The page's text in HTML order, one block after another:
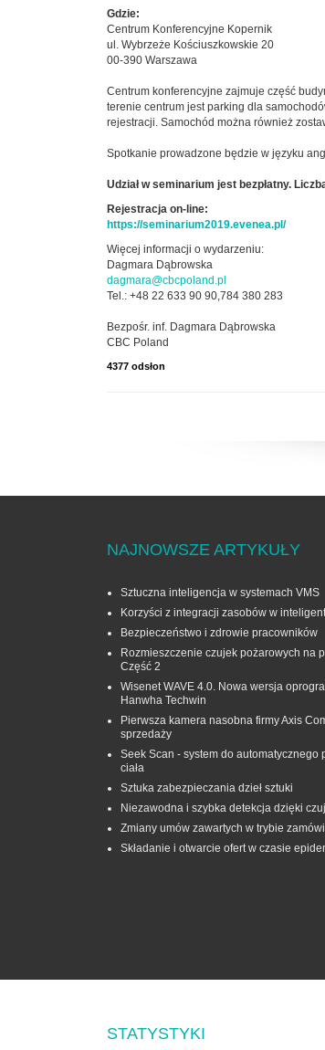
Gdzie:
Centrum Konferencyjne Kopernik
ul. Wybrzeże Kościuszkowskie 20
00-390 Warszawa
Centrum konferencyjne zajmuje część
terenie centrum jest parking dla
rejestracji. Samochód można również
Spotkanie prowadzone będzie w języku
Udział w seminarium jest bezpłatny.
Rejestracja on-line:
https://seminarium2019.evenea.pl/
Więcej informacji o wydarzeniu:
Dagmara Dąbrowska
dagmara@cbcpoland.pl
Tel.: +48 22 633 90 90,784 380 283
Bezpośr. inf. Dagmara Dąbrowska
CBC Poland
4377 odsłon
NAJNOWSZE ARTYKUŁY
Sztuczna inteligencja w systemach VMS
Korzyści z integracji zasobów w
Bezpieczeństwo i zdrowie pracowników
Rozmieszczenie czujek pożarowych na
Część 2
Wisenet WAVE 4.0. Nowa wersja
Hanwha Techwin
Pierwsza kamera nasobna firmy Axis
sprzedaży
Seek Scan - system do automatycznego
ciała
Sztuka zabezpieczania dzieł sztuki
Niezawodna i szybka detekcja dzięki
Zmiany umów zawartych w trybie
Składanie i otwarcie ofert w czasie
STATYSTYKI